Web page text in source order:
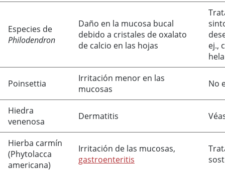
Especies de
Philodendron
Daño en la mucosa bucal
debido a cristales de oxalato
de calcio en las hojas
ej.,
Poinsettia
Irritación menor en las
mucosas
No
Hiedra
venenosa
Dermatitis
Hierba carmín
(Phytolacca
americana)
Irritación de las mucosas,
gastroenteritis